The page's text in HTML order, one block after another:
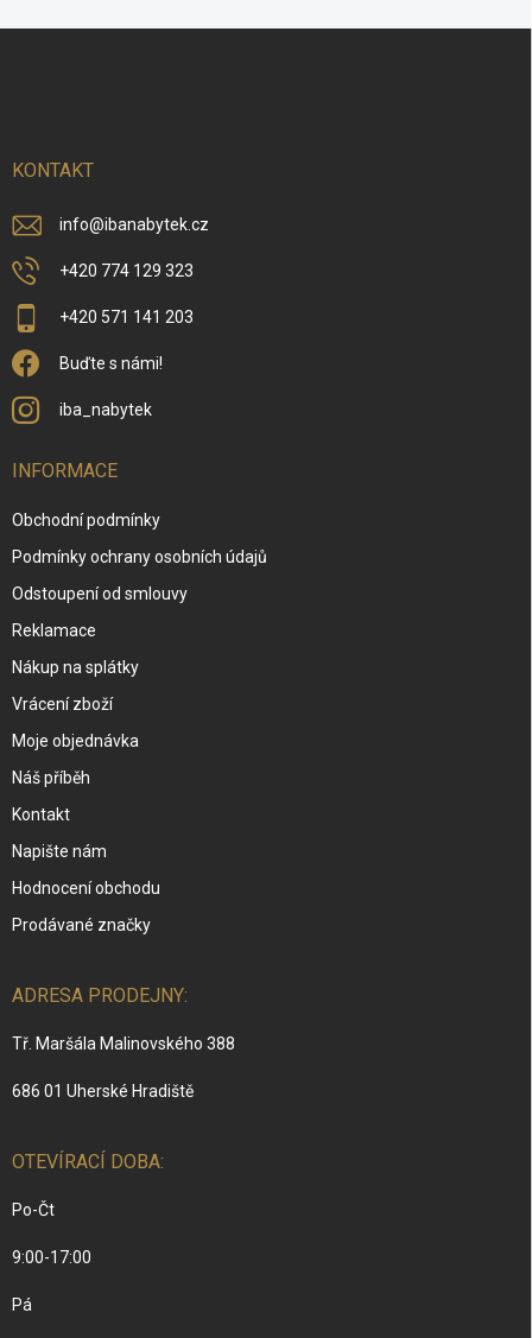
KONTAKT
info@ibanabytek.cz
+420 774 129 323
+420 571 141 203
Buďte s námi!
iba_nabytek
INFORMACE
Obchodní podmínky
Podmínky ochrany osobních údajů
Odstoupení od smlouvy
Reklamace
Nákup na splátky
Vrácení zboží
Moje objednávka
Náš příběh
Kontakt
Napište nám
Hodnocení obchodu
Prodávané značky
ADRESA PRODEJNY:
Tř. Maršála Malinovského 388
686 01 Uherské Hradiště
OTEVÍRACÍ DOBA:
Po-Čt
9:00-17:00
Pá